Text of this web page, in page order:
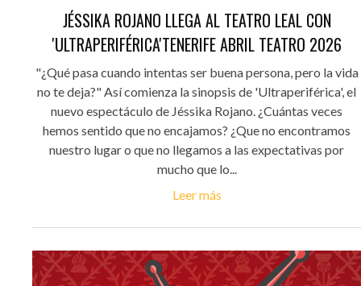
JÉSSIKA ROJANO LLEGA AL TEATRO LEAL CON
'ULTRAPERIFÉRICA'TENERIFE ABRIL TEATRO 2026
"¿Qué pasa cuando intentas ser buena persona, pero la vida
no te deja?" Así comienza la sinopsis de 'Ultraperiférica', el
nuevo espectáculo de Jéssika Rojano. ¿Cuántas veces
hemos sentido que no encajamos? ¿Que no encontramos
nuestro lugar o que no llegamos a las expectativas por
mucho que lo...
Leer más